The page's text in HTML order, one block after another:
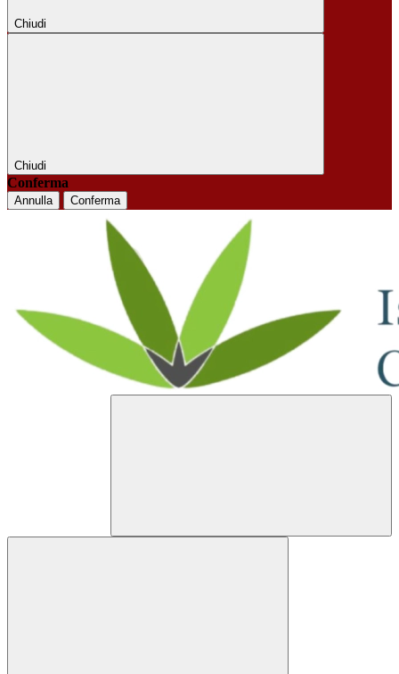
Chiudi
Chiudi
Conferma
Annulla Conferma